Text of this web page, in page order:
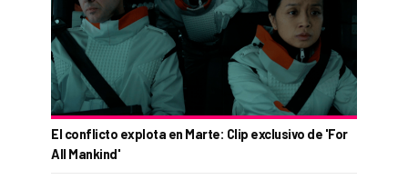
El conflicto explota en Marte: Clip exclusivo de 'For
All Mankind'